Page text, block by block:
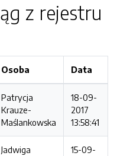
z rejestru
Osoba Data
Patrycja
Krauze-
Maślankowska
18-09-
2017
13:58:41
Jadwiga
15-09-